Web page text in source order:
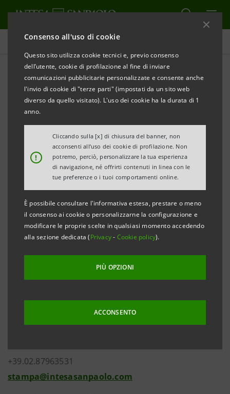
Consenso all'uso di cookie
Questo sito utilizza cookie tecnici e, previo consenso
dell’utente, cookie di profilazione al fine di inviare
comunicazioni pubblicitarie personalizzate e consente anche
l'invio di cookie di "terze parti" (impostati da un sito web
diverso da quello visitato). L'uso dei cookie ha la durata di 1
anno.
!
Cliccando sulla [x] di chiusura del banner, non
acconsenti all’uso dei cookie di profilazione. Non
potremo, perciò, personalizzare la tua esperienza
di navigazione, né offrirti contenuti in linea con le
tue preferenze o i tuoi comportamenti online.
È possibile consultare l'informativa estesa, prestare o meno
il consenso ai cookie o personalizzarne la configurazione e
modificare le proprie scelte in qualsiasi momento accedendo
alla sezione dedicata (Privacy- Cookie policy).
PIÙ OPZIONI
ACCONSENTO
Comunicati stampa
STAMPA AGGIORNA
INTESA SANPAOLO: PARTECIPAZIONI IN ENI E ENEL
segnalato oggi alla Consob - inviando i relativi modelli
120 A - che il Gruppo in data 27 giugno 2007 è
rientrato sotto la soglia del 2% del capitale ordinario
di ENI e ENEL.
investor.relations@intesasanpaolo.com
+39.02.87963531
stampa@intesasanpaolo.com